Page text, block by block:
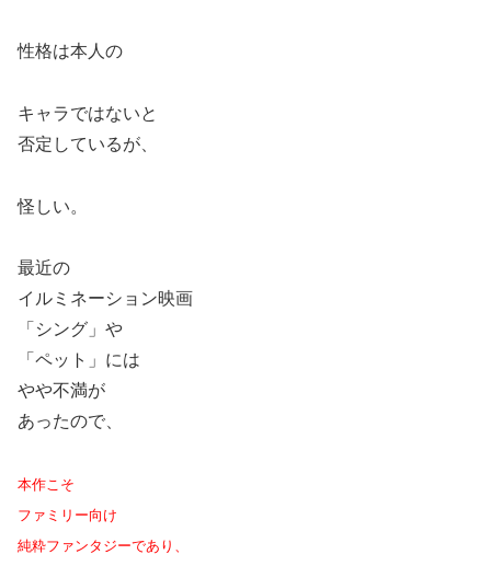
性格は本人の
キャラではないと
否定しているが、
怪しい。
最近の
イルミネーション映画
「シング」や
「ペット」には
やや不満が
あったので、
本作こそ
ファミリー向け
純粋ファンタジーであり、